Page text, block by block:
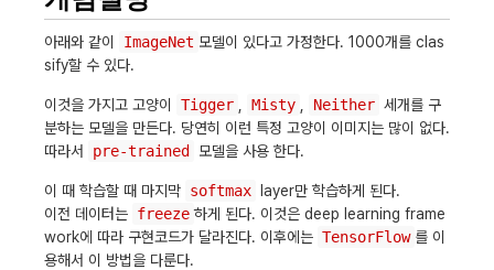
아래와 같이 ImageNet 모델이 있다고 가정한다. 1000개를 clas
sify할 수 있다.
이것을 가지고 고양이 Tigger Misty Neither 세개를 구
분하는 모델을 만든다. 당연히 이런 특정 고양이 이미지는 많이 없다.
따라서
pre-trained 모델을 사용 한다.
이 때 학습할 때 마지막 softmax
layer만 학습하게 된다.
이전 데이터는 freeze 하게 된다. 이것은 deep learning frame
work에 따라 구현코드가 달라진다. 이후에는 TensorFlow 를 이
용해서 이 방법을 다룬다.